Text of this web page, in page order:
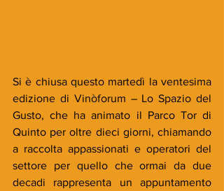
Si è chiusa questo martedì la ventesima
edizione di Vinòforum – Lo Spazio del
Gusto, che ha animato il Parco Tor di
Quinto per oltre dieci giorni, chiamando
a raccolta appassionati e operatori del
settore per quello che ormai da due
decadi rappresenta un appuntamento